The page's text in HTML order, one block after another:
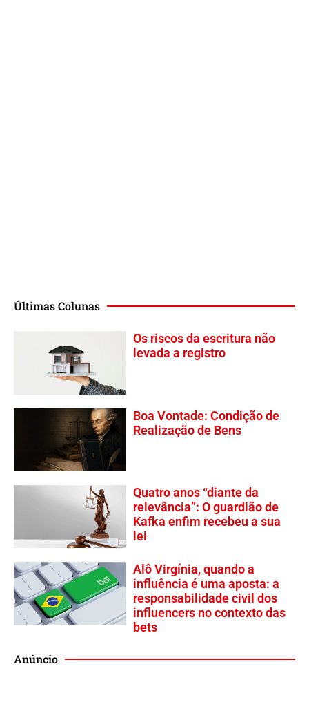
Últimas Colunas
Os riscos da escritura não
levada a registro
Boa Vontade: Condição de
Realização de Bens
Quatro anos “diante da
relevância”: O guardião de
Kafka enfim recebeu a sua
lei
Alô Virgínia, quando a
influência é uma aposta: a
responsabilidade civil dos
influencers no contexto das
bets
Anúncio